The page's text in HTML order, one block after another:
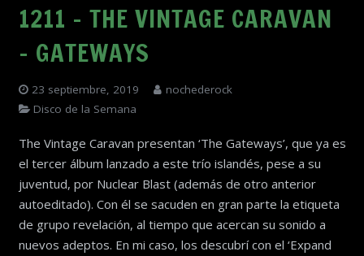
1211 – THE VINTAGE CARAVAN
– GATEWAYS
23 septiembre, 2019
nochederock
Disco de la Semana
The Vintage Caravan presentan ‘The Gateways’, que ya es
el tercer álbum lanzado a este trío islandés, pese a su
juventud, por Nuclear Blast (además de otro anterior
autoeditado). Con él se sacuden en gran parte la etiqueta
de grupo revelación, al tiempo que acercan su sonido a
nuevos adeptos. En mi caso, los descubrí con el ‘Expand